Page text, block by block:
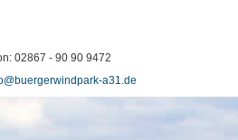
02867 - 90 90 9472
a31.de